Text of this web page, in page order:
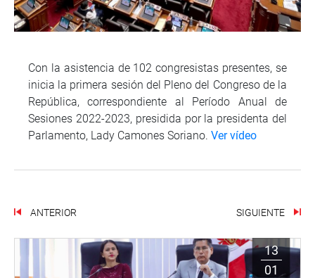
Con la asistencia de 102 congresistas presentes, se
inicia la primera sesión del Pleno del Congreso de la
República, correspondiente al Período Anual de
Sesiones 2022-2023, presidida por la presidenta del
Parlamento, Lady Camones Soriano. Ver vídeo
ANTERIOR SIGUIENTE
13
01